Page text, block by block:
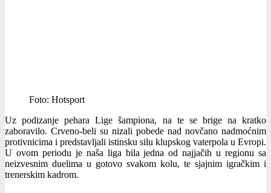
Foto: Hotsport
Uz podizanje pehara Lige šampiona, na te se brige na kratko
zaboravilo. Crveno-beli su nizali pobede nad novčano nadmoćnim
protivnicima i predstavljali istinsku silu klupskog vaterpola u Evropi.
U ovom periodu je naša liga bila jedna od najjačih u regionu sa
neizvesnim duelima u gotovo svakom kolu, te sjajnim igračkim i
trenerskim kadrom.